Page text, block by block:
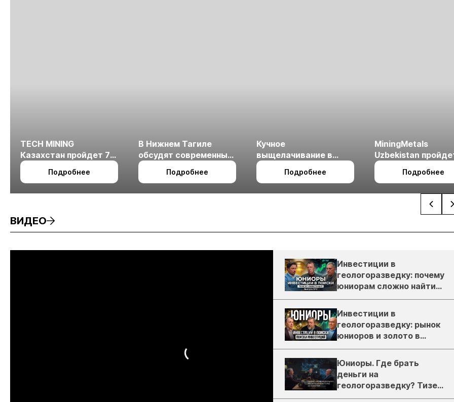
TECH MINING
Казахстан пройдет 7
октября в Алматы
Подробнее
В Нижнем Тагиле
обсудят современные
технологии
измельчения
Подробнее
Кучное
выщелачивание в
холодном климате
Подробнее
MiningMetals
Uzbekistan
27 по 29 октября в
Ташкент
Подробнее
ВИДЕО
Инвестиции в
геологоразведку: почему
юниорам сложно найти
деньги
Инвестиции в
геологоразведку: рынок
юниоров и золото в
России
Юниоры. Где брать
деньги на
геологоразведку? Тизер
подкаста ЗиТ №1